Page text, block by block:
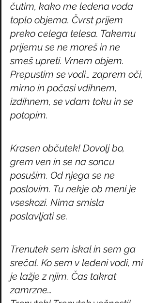
čutim, kako me ledena voda
toplo objema. Čvrst prijem
preko celega telesa. Takemu
prijemu se ne moreš in ne
smeš upreti. Vrnem objem.
Prepustim se vodi… zaprem oči,
mirno in počasi vdihnem,
izdihnem, se vdam toku in se
potopim.
Krasen občutek! Dovolj bo,
grem ven in se na soncu
posušim. Od njega se ne
poslovim. Tu nekje ob meni je
vseskozi. Nima smisla
poslavljati se.
Trenutek sem iskal in sem ga
srečal. Ko sem v ledeni vodi, mi
je lažje z njim. Čas takrat
zamrzne…